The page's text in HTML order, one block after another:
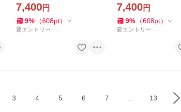
n
7,400円
9% （608pt）
要エントリー
7,400円
9% （608pt）
要エントリー
3 4 5 6 7 13